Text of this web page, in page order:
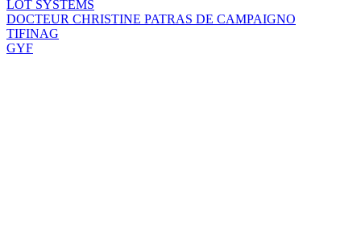
LOT SYSTEMS
DOCTEUR CHRISTINE PATRAS DE CAMPAIGNO
TIFINAG
GYF